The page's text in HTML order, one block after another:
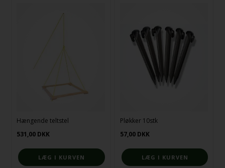
Hængende teltstel
531,00 DKK
Pløkker 10stk
57,00 DKK